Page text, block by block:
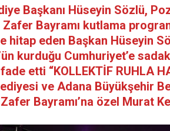
Başkanı Hüseyin Sözlü,
Bayramı kutlama
hitap eden Başkan Hüseyin
kurduğu Cumhuriyet’e
etti “KOLLEKTİF RUHLA
ve Adana Büyükşehir
Bayramı’na özel Murat